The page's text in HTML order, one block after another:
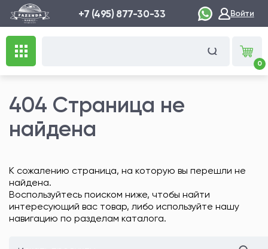
+7 (495) 877-30-33 Войти
0
404 Страница не
найдена
К сожалению страница, на которую вы перешли не
найдена.
Воспользуйтесь поиском ниже, чтобы найти
интересующий вас товар, либо используйте нашу
навигацию по разделам каталога.